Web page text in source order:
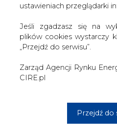
ustawieniach przeglądarki
Jeśli zgadzasz się na
plików cookies wystarczy
„Przejdź do serwisu”.
Zarząd Agencji Rynku
CIRE.pl
Przejdź do
#Energetyka #kraj
Artykuł powstał bez wsparcia
Wydawca portalu CIRE zgadza
szkoleń treningowych LLM.
TREŚĆ KOMENTARZA